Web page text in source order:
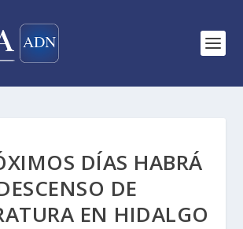
DÍAS HABRÁ
DE
EN HIDALGO